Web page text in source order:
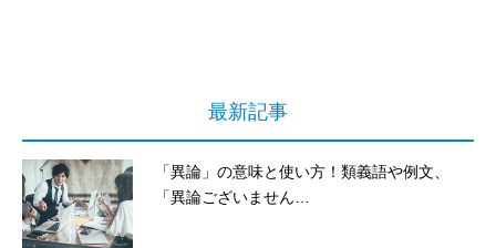
最新記事
「異論」の意味と使い方！類義語や例文、
「異論ございません…